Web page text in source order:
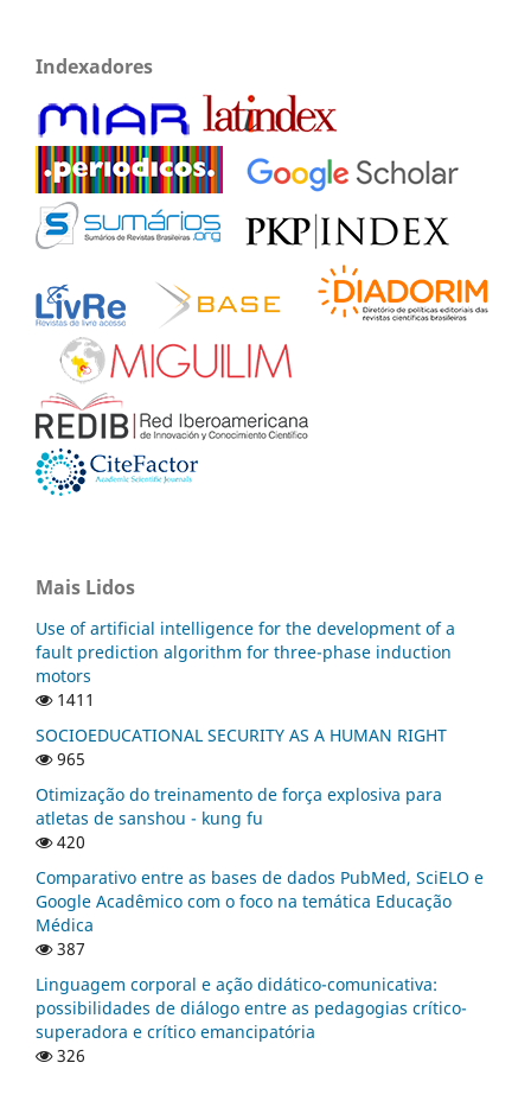
Indexadores
Mais Lidos
Use of artificial intelligence for the development of a
fault prediction algorithm for three-phase induction
motors
1411
SOCIOEDUCATIONAL SECURITY AS A HUMAN RIGHT
965
Otimização do treinamento de força explosiva para
atletas de sanshou - kung fu
420
Comparativo entre as bases de dados PubMed, SciELO e
Google Acadêmico com o foco na temática Educação
Médica
387
Linguagem corporal e ação didático-comunicativa:
possibilidades de diálogo entre as pedagogias crítico-
superadora e crítico emancipatória
326